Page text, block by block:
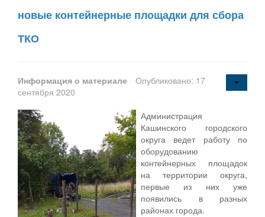
новые контейнерные площадки для сбора
ТКО
Информация о материале
Опубликовано: 17
сентября 2020
Администрация
Кашинского городского
округа ведет работу по
оборудованию
контейнерных площадок
на территории округа,
первые из них уже
появились в разных
районах города.